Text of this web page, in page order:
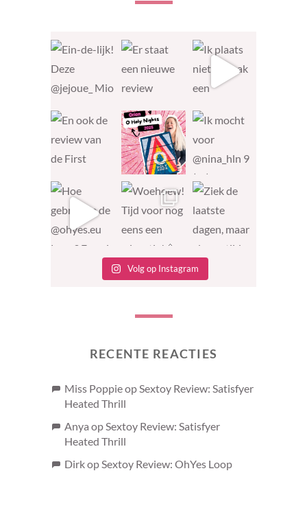
Volg op Instagram
RECENTE REACTIES
Miss Poppieop Sextoy Review: Satisfyer
Heated Thrill
Anya opSextoy Review: Satisfyer
Heated Thrill
DirkopSextoy Review: OhYes Loop